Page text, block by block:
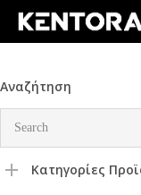
Skip
content
Αναζήτηση
Κατηγορίες